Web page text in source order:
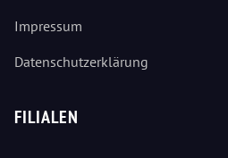
Impressum
Datenschutzerklärung
FILIALEN